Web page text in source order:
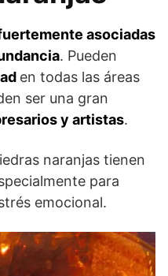
asociadas
. Pueden
en todas las áreas
ser una gran
y artistas.
naranjas tienen
para
emocional.